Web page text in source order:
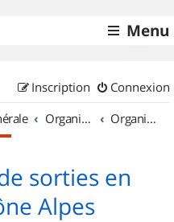
Menu
Connexion
Inscription
Organisation de sorties & Recherche de partenaires Organisation de sorties en région Rhône Alpes
sorties en
Alpes